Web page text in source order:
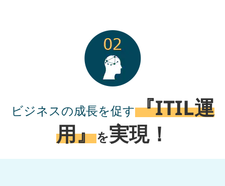
ビジネスの成長を促す『ITIL運
用』を実現！